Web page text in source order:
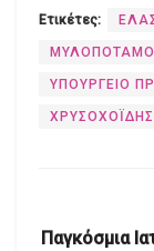
Ετικέτες:
ΥΠΟΥΡΓΕΙΟ
ΧΡΥΣΟΧΟΪΔΗΣ
Παγκόσμια